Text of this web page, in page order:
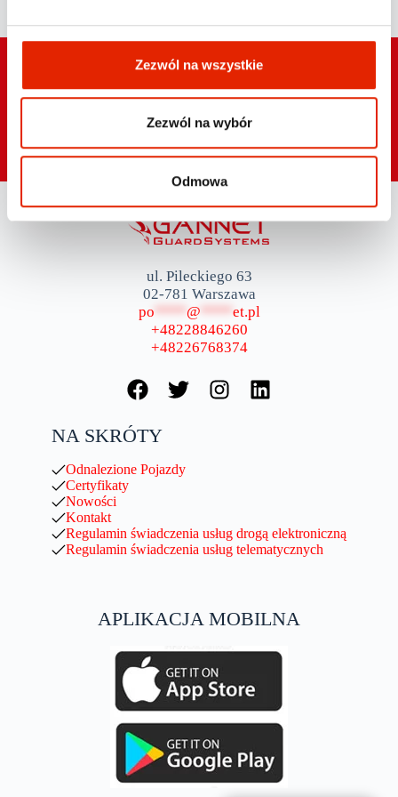
Zezwól na wszystkie
Zezwól na wybór
Odmowa
NEWSLETTER
ul. Pileckiego 63
02-781 Warszawa
po **** @ **** et.pl
+48228846260
+48226768374
NA SKRÓTY
Odnalezione Pojazdy
Certyfikaty
Nowości
Kontakt
Regulamin świadczenia usług drogą elektroniczną
Regulamin świadczenia usług telematycznych
APLIKACJA MOBILNA